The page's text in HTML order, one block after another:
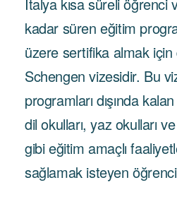
kadar süren eğitim
üzere sertifika almak
Schengen vizesidir. Bu
programları dışında
dil okulları, yaz okulları
gibi eğitim amaçlı
sağlamak isteyen